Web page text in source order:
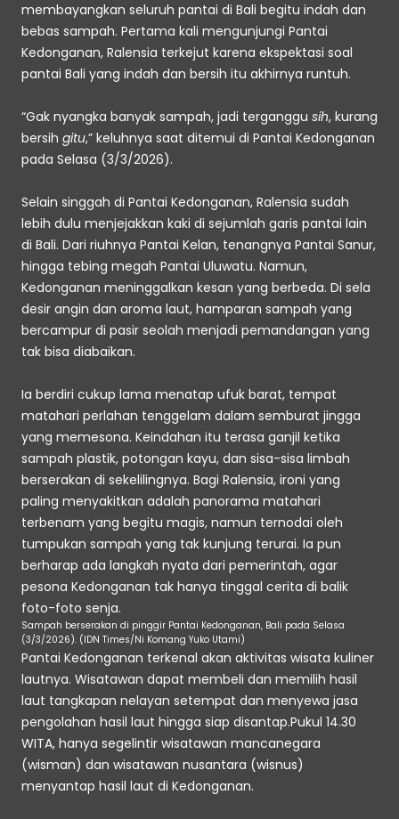
membayangkan seluruh pantai di Bali begitu indah dan
bebas sampah. Pertama kali mengunjungi Pantai
Kedonganan, Ralensia terkejut karena ekspektasi soal
pantai Bali yang indah dan bersih itu akhirnya runtuh.
“Gak nyangka banyak sampah, jadi terganggu sih, kurang
bersih gitu,” keluhnya saat ditemui di Pantai Kedonganan
pada Selasa (3/3/2026).
Selain singgah di Pantai Kedonganan, Ralensia sudah
lebih dulu menjejakkan kaki di sejumlah garis pantai lain
di Bali. Dari riuhnya Pantai Kelan, tenangnya Pantai Sanur,
hingga tebing megah Pantai Uluwatu. Namun,
Kedonganan meninggalkan kesan yang berbeda. Di sela
desir angin dan aroma laut, hamparan sampah yang
bercampur di pasir seolah menjadi pemandangan yang
tak bisa diabaikan.
Ia berdiri cukup lama menatap ufuk barat, tempat
matahari perlahan tenggelam dalam semburat jingga
yang memesona. Keindahan itu terasa ganjil ketika
sampah plastik, potongan kayu, dan sisa-sisa limbah
berserakan di sekelilingnya. Bagi Ralensia, ironi yang
paling menyakitkan adalah panorama matahari
terbenam yang begitu magis, namun ternodai oleh
tumpukan sampah yang tak kunjung terurai. Ia pun
berharap ada langkah nyata dari pemerintah, agar
pesona Kedonganan tak hanya tinggal cerita di balik
foto-foto senja.
Sampah berserakan di pinggir Pantai Kedonganan, Bali pada Selasa
(3/3/2026). (IDN Times/Ni Komang Yuko Utami)
Pantai Kedonganan terkenal akan aktivitas wisata kuliner
lautnya. Wisatawan dapat membeli dan memilih hasil
laut tangkapan nelayan setempat dan menyewa jasa
pengolahan hasil laut hingga siap disantap.Pukul 14.30
WITA, hanya segelintir wisatawan mancanegara
(wisman) dan wisatawan nusantara (wisnus)
menyantap hasil laut di Kedonganan.